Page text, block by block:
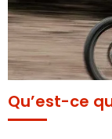
Qu’est-ce